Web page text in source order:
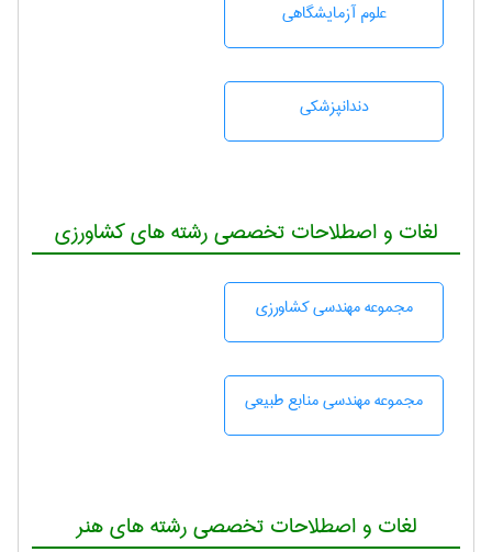
علوم آزمايشگاهی
دندانپزشكی
لغات و اصطلاحات تخصصی رشته های کشاورزی
مجموعه مهندسی كشاورزی
مجموعه مهندسی منابع طبيعی
لغات و اصطلاحات تخصصی رشته های هنر